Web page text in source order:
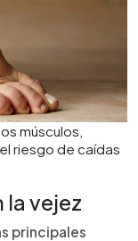
músculos,
riesgo de caídas
la vejez
principales